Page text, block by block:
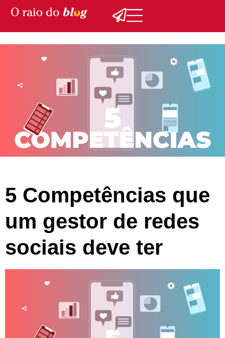
5 Competências que
um gestor de redes
sociais deve ter